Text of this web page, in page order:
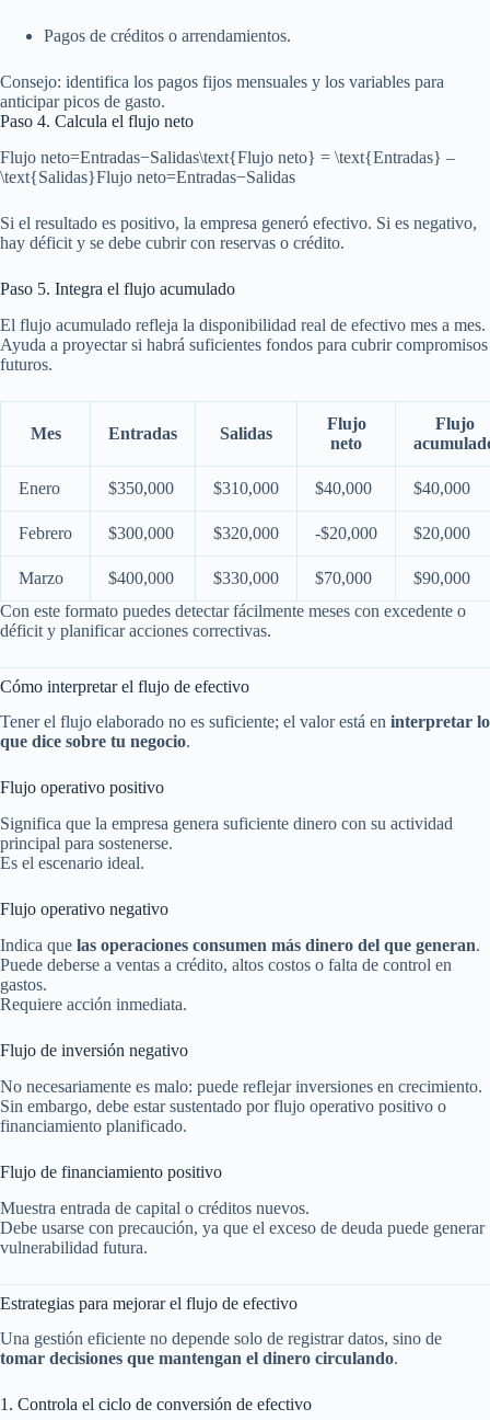
Pagos de créditos o arrendamientos.
Consejo: identifica los pagos fijos mensuales y los variables para
anticipar picos de gasto.
Paso 4. Calcula el flujo neto
Flujo neto=Entradas−Salidas\text{Flujo neto} = \text{Entradas} –
\text{Salidas}Flujo neto=Entradas−Salidas
Si el resultado es positivo, la empresa generó efectivo. Si es negativo,
hay déficit y se debe cubrir con reservas o crédito.
Paso 5. Integra el flujo acumulado
El flujo acumulado refleja la disponibilidad real de efectivo mes a mes.
Ayuda a proyectar si habrá suficientes fondos para cubrir compromisos
futuros.
Mes Entradas Salidas
Flujo
neto
Flujo
Enero $350,000 $310,000 $40,000 $40,000
Febrero $300,000 $320,000 -$20,000 $20,000
Marzo $400,000 $330,000 $70,000
$90,000
Con este formato puedes detectar fácilmente meses con excedente o
déficit y planificar acciones correctivas.
Cómo interpretar el flujo de efectivo
Tener el flujo elaborado no es suficiente; el valor está en interpretar lo
que dice sobre tu negocio.
Flujo operativo positivo
Significa que la empresa genera suficiente dinero con su actividad
principal para sostenerse.
Es el escenario ideal.
Flujo operativo negativo
Indica que las operaciones consumen más dinero del que generan.
Puede deberse a ventas a crédito, altos costos o falta de control en
gastos.
Requiere acción inmediata.
Flujo de inversión negativo
No necesariamente es malo: puede reflejar inversiones en crecimiento.
Sin embargo, debe estar sustentado por flujo operativo positivo o
financiamiento planificado.
Flujo de financiamiento positivo
Muestra entrada de capital o créditos nuevos.
Debe usarse con precaución, ya que el exceso de deuda puede generar
vulnerabilidad futura.
Estrategias para mejorar el flujo de efectivo
Una gestión eficiente no depende solo de registrar datos, sino de
tomar decisiones que mantengan el dinero circulando.
1. Controla el ciclo de conversión de efectivo